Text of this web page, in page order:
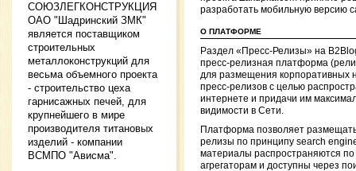
СОЮЗЛЕГКОНСТРУКЦИЯ
ОАО "Шадринский ЗМК"
является поставщиком
строительных
металлоконструкций для
весьма объемного проекта
- строительство цеха
гарнисажных печей, для
крупнейшего в мире
производителя титановых
изделий - компании
ВСМПО "Ависма".
разработать мобильную версию
О ПЛАТФОРМЕ
Раздел «Пресс-Релизы» на
пресс-релизная платформа
для размещения корпоративных
пресс-релизов с целью
интернете и придачи им
видимости в Сети.
Платформа позволяет
релизы по принципу search
материалы распространяются
агрегаторам и доступны через